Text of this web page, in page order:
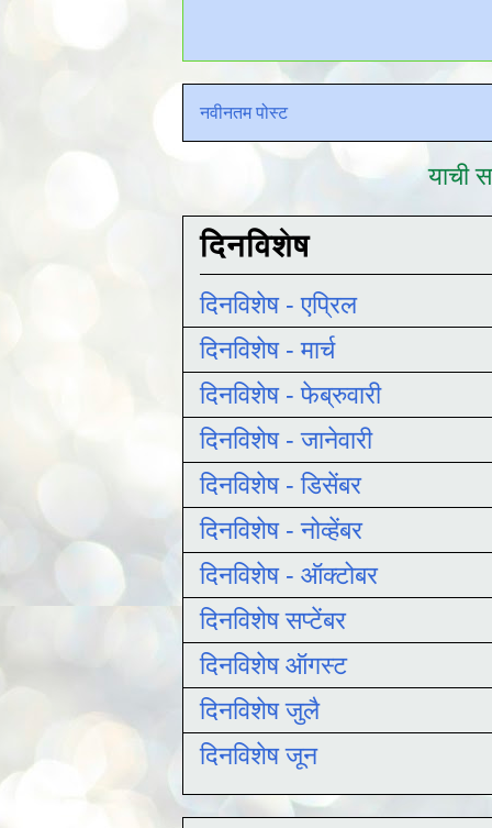
नवीनतम पोस्ट
याची
दिनविशेष
दिनविशेष - एप्रिल
दिनविशेष - मार्च
दिनविशेष - फेब्रुवारी
दिनविशेष - जानेवारी
दिनविशेष - डिसेंबर
दिनविशेष - नोव्हेंबर
दिनविशेष - ऑक्टोबर
दिनविशेष सप्टेंबर
दिनविशेष ऑगस्ट
दिनविशेष जुलै
दिनविशेष जून